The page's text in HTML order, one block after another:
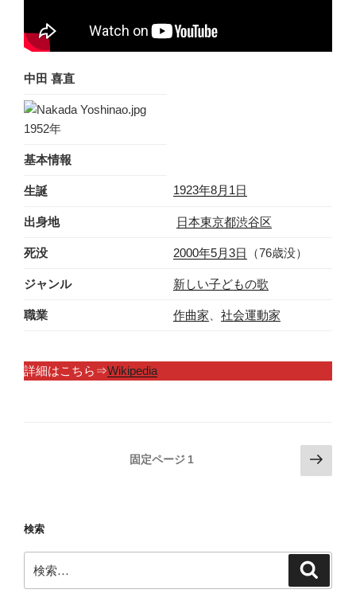
中田 喜直
1952年
基本情報
生誕 1923年8月1日
出身地 日本東京都渋谷区
死没 2000年5月3日 （76歳没）
ジャンル 新しい子どもの歌
職業 作曲家 社会運動家
詳細はこちら⇒Wikipedia
ペ
ジ
送
固定ページ 1
次
の
検索
索: